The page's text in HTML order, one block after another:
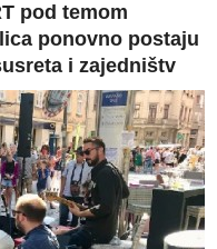
pod temom
ponovno postaju
i zajedništv